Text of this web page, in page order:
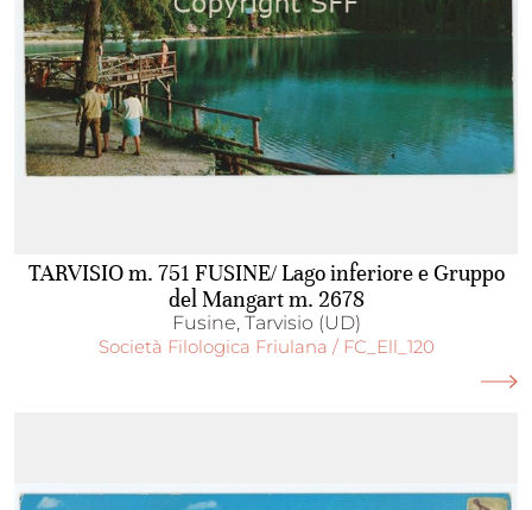
TARVISIO m. 751 FUSINE/ Lago inferiore e Gruppo
del Mangart m. 2678
Fusine, Tarvisio (UD)
Società Filologica Friulana / FC_Ell_120